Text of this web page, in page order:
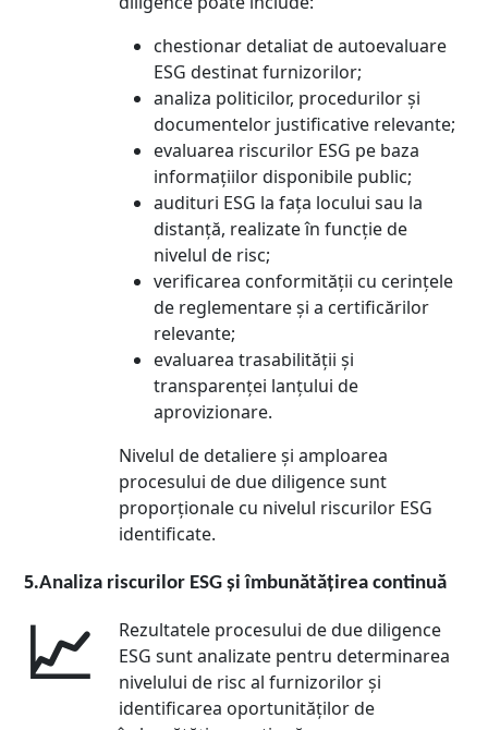
chestionar detaliat de autoevaluare
ESG destinat furnizorilor;
analiza politicilor, procedurilor și
documentelor justificative relevante;
evaluarea riscurilor ESG pe baza
informațiilor disponibile public;
audituri ESG la fața locului sau la
distanță, realizate în funcție de
nivelul de risc;
verificarea conformității cu cerințele
de reglementare și a certificărilor
relevante;
evaluarea trasabilității și
transparenței lanțului de
aprovizionare.
Nivelul de detaliere și amploarea
procesului de due diligence sunt
proporționale cu nivelul riscurilor ESG
identificate.
5.Analiza riscurilor ESG și îmbunătățirea continuă
📈
Rezultatele procesului de due diligence
ESG sunt analizate pentru determinarea
nivelului de risc al furnizorilor și
identificarea oportunităților de